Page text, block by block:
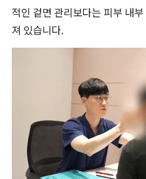
적인 겉면 관리보다는 피부 내
져 있습니다.